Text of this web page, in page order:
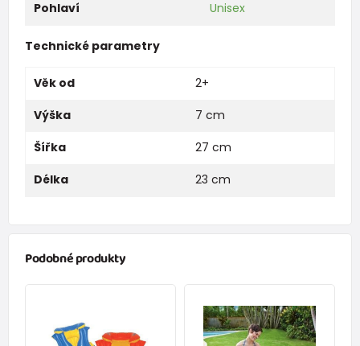
Pohlaví Unisex
Technické parametry
Věk od
2+
Výška
7 cm
Šířka
27 cm
Délka
23 cm
Podobné produkty